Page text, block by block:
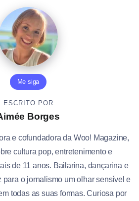
Me siga
ESCRITO POR
Borges
e cofundadora da Woo! Magazine,
cultura pop, entretenimento e
de 11 anos. Bailarina, dançarina e
para o jornalismo um olhar sensível e
todas as suas formas. Curiosa por